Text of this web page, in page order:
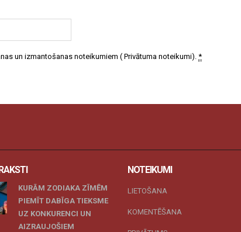
un izmantošanas noteikumiem ( Privātuma noteikumi). *
KURĀM ZODIAKA ZĪMĒM
PIEMĪT DABĪGA TIEKSME
UZ KONKURENCI UN
AIZRAUJOŠIEM
NOTEIKUMI
LIETOŠANA
KOMENTĒŠANA